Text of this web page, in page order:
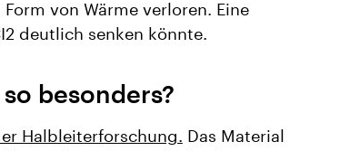
von Wärme verloren.​ Eine
deutlich senken könnte.
besonders?
Halbleiterforschung.
Das Material